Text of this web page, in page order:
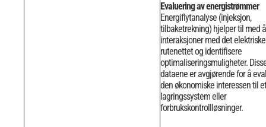
Evaluering av energistrømmer
Energiflytanalyse (injeksjon,
tilbaketrekning) hjelper til med
interaksjoner med det elektriske
rutenettet og identifisere
optimaliseringsmuligheter.
dataene er avgjørende for å
den økonomiske interessen til et
lagringssystem eller
forbrukskontrollløsninger.